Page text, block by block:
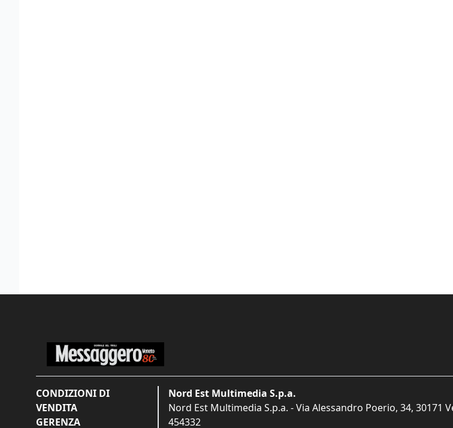
CONDIZIONI DI
VENDITA
GERENZA
Nord Est Multimedia S.p.a.
Nord Est Multimedia S.p.a. - Via Alessandro Poerio, 34, 30171
454332